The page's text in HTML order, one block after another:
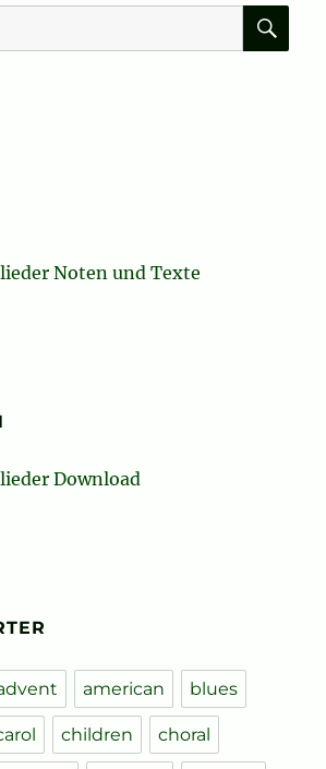
Noten und Texte
Download
american blues
children choral